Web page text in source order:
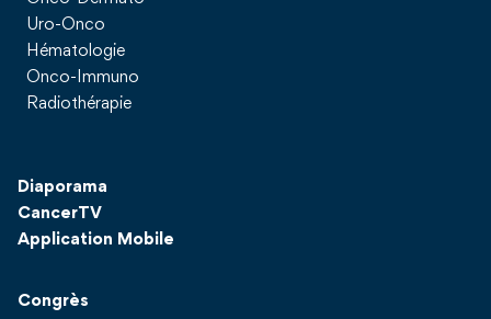
Uro-Onco
Hématologie
Onco-Immuno
Radiothérapie
Diaporama
CancerTV
Application Mobile
Congrès